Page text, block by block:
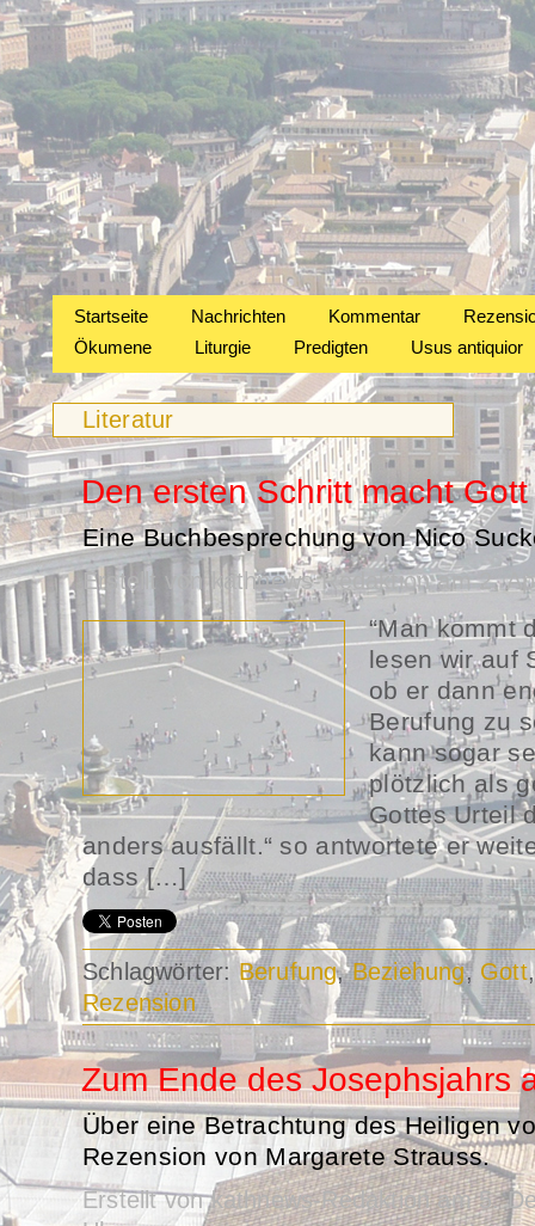
Startseite Nachrichten Kommentar
Ökumene
Liturgie Predigten Usus antiquior
Literatur
Den ersten Schritt macht Gott
Eine Buchbesprechung von Nico
Erstellt von kathnews-Redaktion am 2.
“Man kommt
lesen wir auf
ob er dann
Berufung zu
kann sogar
plötzlich als
Gottes Urteil
anders ausfällt.“ so antwortete er
dass […]
Schlagwörter: Berufung,Beziehung, Gott
Rezension
Zum Ende des Josephsjahrs
Über eine Betrachtung des Heiligen
Rezension von Margarete Strauss.
Erstellt von kathnews-Redaktion am 5.